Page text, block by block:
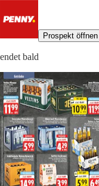
Prospekt öffnen
endet bald